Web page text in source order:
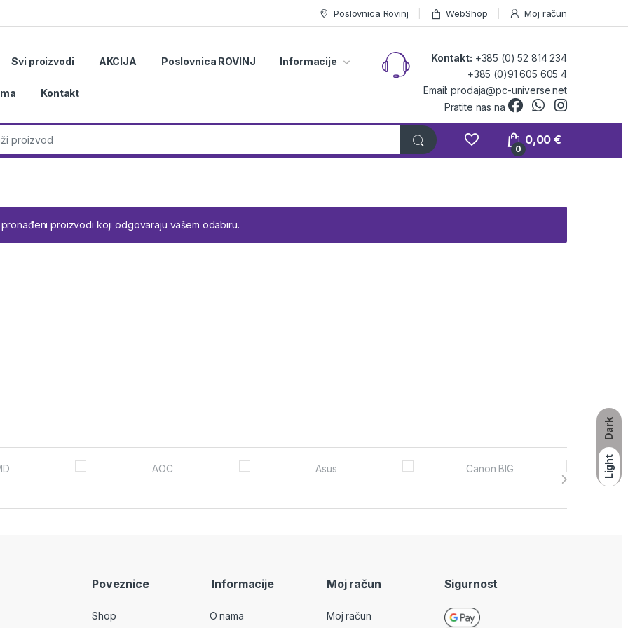
Dark
Light
Poslovnica Rovinj WebShop Moj račun
Svi proizvodi AKCIJA Poslovnica ROVINJ Informacije
Kontakt
Kontakt: +385 (0) 52 814 234
+385 (0)91 605 605 4
Email: prodaja@pc-universe.net
Pratite nas na
0
0,00€
pronađeni proizvodi koji odgovaraju vašem odabiru.
Poveznice
Shop
Informacije
O nama
Moj račun
Moj račun
Sigurnost